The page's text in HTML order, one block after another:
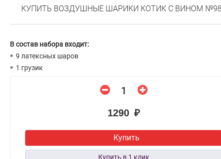
КУПИТЬ ВОЗДУШНЫЕ ШАРИКИ КОТИК С ВИНОМ
В состав набора входит:
9 латексных шаров
1 грузик
1290 ₽
Купить